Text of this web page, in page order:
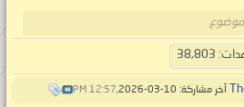
38,803
آخر مشاركة: 10-03-2026, 12:57 PM